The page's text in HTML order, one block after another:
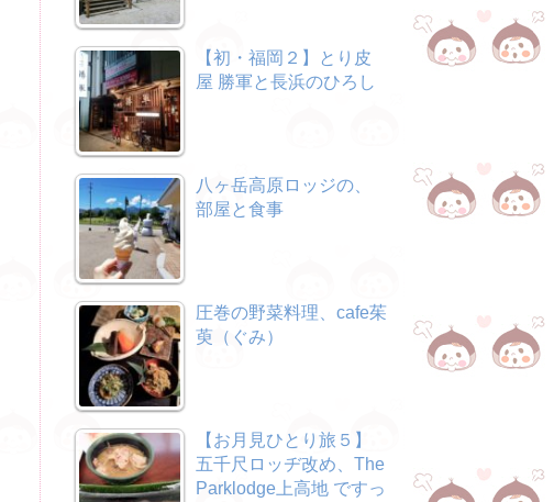
【初・福岡２】とり皮
屋 勝軍と長浜のひろし
八ヶ岳高原ロッジの、
部屋と食事
圧巻の野菜料理、cafe茱
萸（ぐみ）
【お月見ひとり旅５】
五千尺ロッヂ改め、The
Parklodge上高地 ですっ